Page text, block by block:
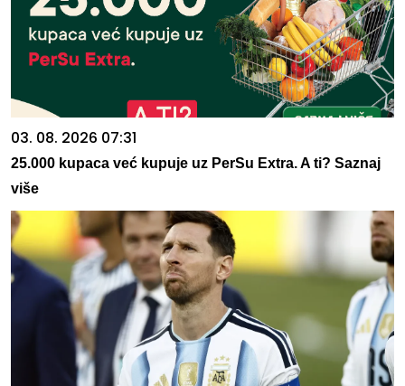
03. 08. 2026 07:31
25.000 kupaca već kupuje uz PerSu Extra. A ti? Saznaj
više